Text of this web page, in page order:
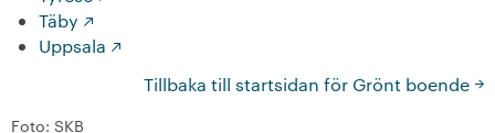
Täby
Uppsala
Tillbaka till startsidan för Grönt boende
Foto: SKB